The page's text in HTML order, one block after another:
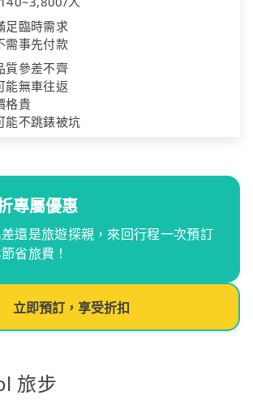
足臨時需求
需事先付款
質參差不齊
能無車往返
格貴
能不跳錶被坑
專屬優惠
還是旅遊探親，來回行程一次預訂
省旅費！
立即預訂，享受折扣
旅步